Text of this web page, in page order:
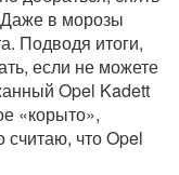
Даже в морозы
Подводя итоги,
если не можете
Opel Kadett
«корыто»,
считаю, что Opel